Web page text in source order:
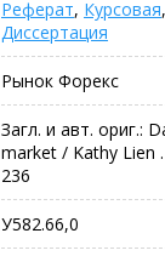
Реферат, Курсовая,
Диссертация
Рынок Форекс
Загл. и авт. ориг.:
market / Kathy Lien
236
У582.66,0